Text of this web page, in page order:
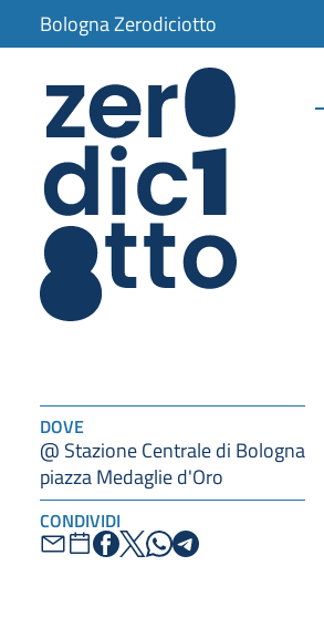
Bologna Zerodiciotto
DOVE
@ Stazione Centrale di Bologna
piazza Medaglie d'Oro
CONDIVIDI